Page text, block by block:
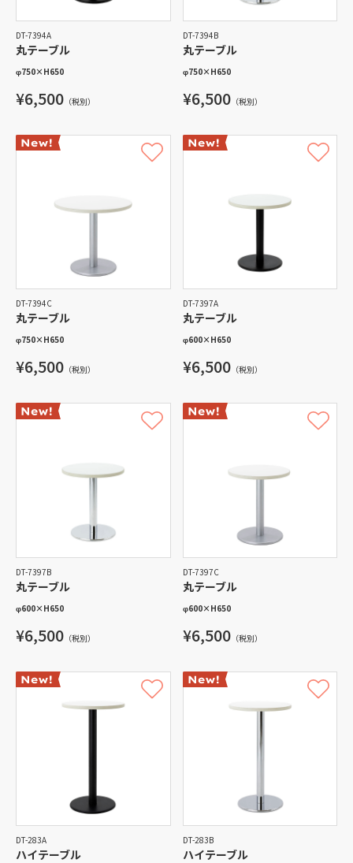
DT-7394A
丸テーブル
φ750× H650
¥6,500 （税別）
DT-7394B
丸テーブル
φ750× H650
¥6,500（税別）
DT-7394C
丸テーブル
φ750× H650
¥6,500 （税別）
DT-7397A
丸テーブル
φ600× H650
¥6,500（税別）
DT-7397B
丸テーブル
φ600× H650
¥6,500 （税別）
DT-7397C
丸テーブル
φ600× H650
¥6,500（税別）
DT-283A
ハイテーブル
DT-283B
ハイテーブル